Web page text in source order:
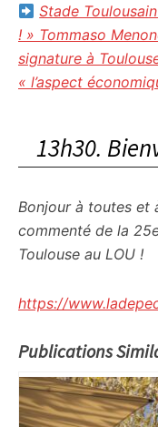
Stade
! » Tommaso
signature à
« l’aspect
13h30.
Bonjour à toutes et
commenté de la
Toulouse au LOU !
https://
Publications